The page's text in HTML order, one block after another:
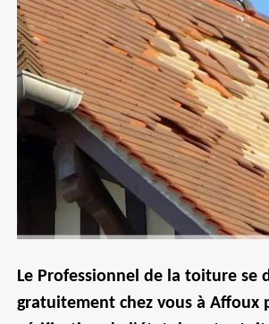
Le Professionnel de la toiture se
gratuitement chez vous à Affoux